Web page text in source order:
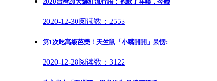
2020台灣20大爆紅流行語：抱歉了咩噗，今晚
2020-12-30阅读数：2553
第1次吃高級芭樂！天竺鼠「小嘴開開」呆愣:
2020-12-28阅读数：3122